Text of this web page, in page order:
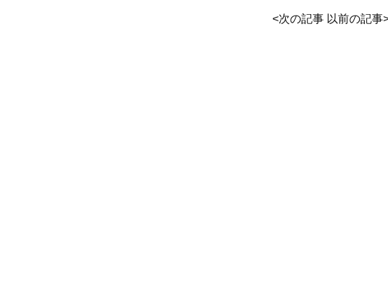
<次の記事 以前の記事